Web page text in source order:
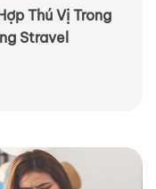
Thú Vị Trong
Stravel